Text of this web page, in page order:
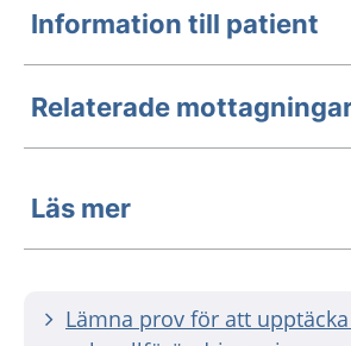
Information till patient
Relaterade
Läs mer
Lämna prov för att upptäcka